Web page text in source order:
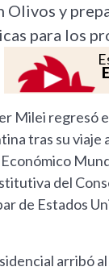
Olivos y
para los
Milei regresó
tras su viaje
del
de Estados
arribó al